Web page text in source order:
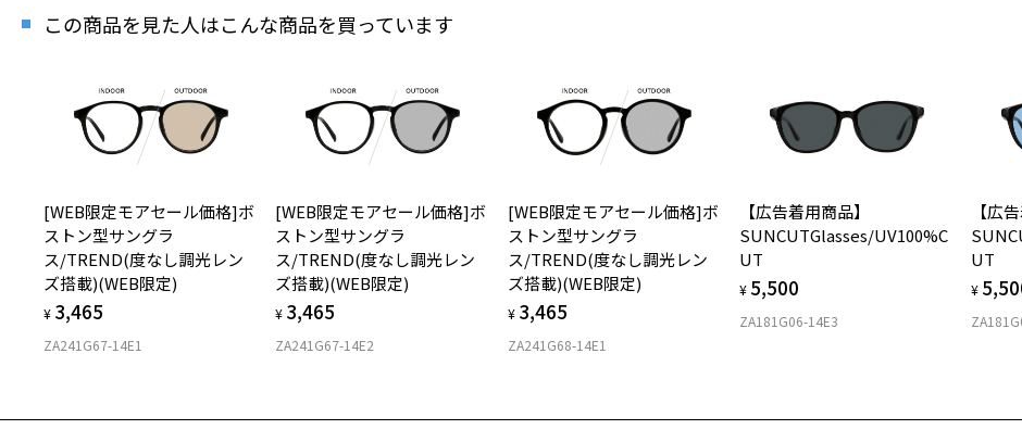
レンズ
レンズ
テンプ
紫外線透
株式会
ゾフ・
TEL:
＜度付き
仕上が
D 仕上
E 仕上が
※メガネ：
安
安
フ
＜メガ
ご購入
のうえ、
度付き
詳しくは
実店舗
この商品を見た人はこんな商品を買っています
[WEB限定モアセール価格]ボ
ストン型サングラ
ス/TREND(度なし調光レン
ズ搭載)(WEB限定)
¥ 3,465
ZA241G67-14E1
[WEB限定モアセール価格]ボ
ストン型サングラ
ス/TREND(度なし調光レン
ズ搭載)(WEB限定)
¥ 3,465
ZA241G67-14E2
[WEB限定モアセール価格]ボ
ストン型サングラ
ス/TREND(度なし調光レン
ズ搭載)(WEB限定)
¥ 3,465
ZA241G68-14E1
【広告着用商品】
SUNCUTGlasses/UV100%C
UT
¥ 5,500
ZA181G06-14E3
【広
UT
¥